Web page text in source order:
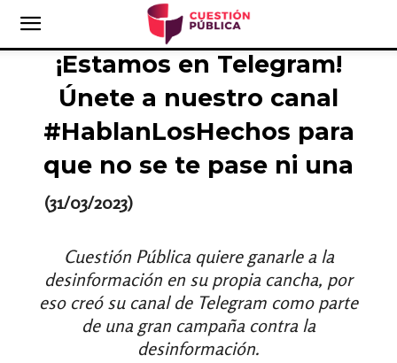
¡Estamos en Telegram!
Únete a nuestro canal
#HablanLosHechos para
que no se te pase ni una
(31/03/2023)
Cuestión Pública quiere ganarle a la
desinformación en su propia cancha, por
eso creó su canal de Telegram como parte
de una gran campaña contra la
desinformación.